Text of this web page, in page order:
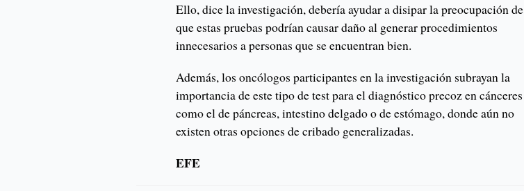
Ello, dice la investigación, debería ayudar a disipar la preocupación de
que estas pruebas podrían causar daño al generar procedimientos
innecesarios a personas que se encuentran bien.
Además, los oncólogos participantes en la investigación subrayan la
importancia de este tipo de test para el diagnóstico precoz en cánceres
como el de páncreas, intestino delgado o de estómago, donde aún no
existen otras opciones de cribado generalizadas.
EFE